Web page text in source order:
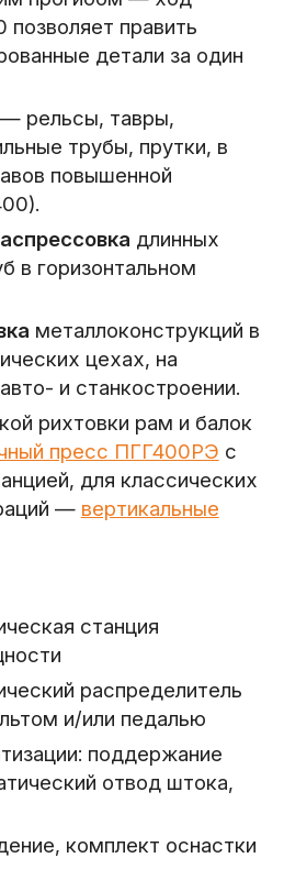
править
детали за один
— рельсы, тавры,
трубы, прутки, в
повышенной
длинных
в горизонтальном
металлоконструкций в
цехах, на
и станкостроении.
рихтовки рам и балок
пресс ПГГ400РЭ с
для классических
— вертикальные
станция
распределитель
и/или педалью
поддержание
отвод штока,
комплект оснастки